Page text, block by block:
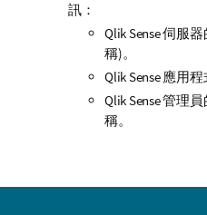
訊：
Qlik Sense伺服器
稱)。
Qlik Sense應用程
Qlik Sense管理員
稱。